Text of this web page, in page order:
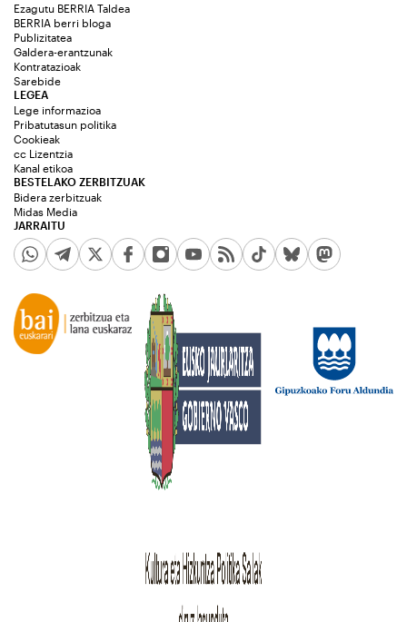
Ezagutu BERRIA Taldea
BERRIA berri bloga
Publizitatea
Galdera-erantzunak
Kontratazioak
Sarebide
JARRAITU
LEGEA
Lege informazioa
Pribatutasun politika
Cookieak
cc Lizentzia
Kanal etikoa
BESTELAKO ZERBITZUAK
Bidera zerbitzuak
Midas Media